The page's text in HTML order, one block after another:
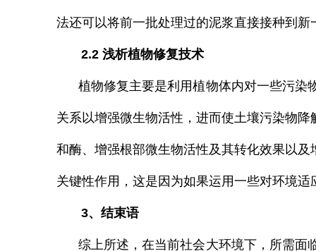
法还可以将前一批处理过的泥浆直接接种到
2.2 浅析植物修复技术
植物修复主要是利用植物体内对一些污染
关系以增强微生物活性，进而使土壤污染物
和酶、增强根部微生物活性及其转化效果以
关键性作用，这是因为如果运用一些对环境
3、 结束语
综上所述，在当前社会大环境下，所需面